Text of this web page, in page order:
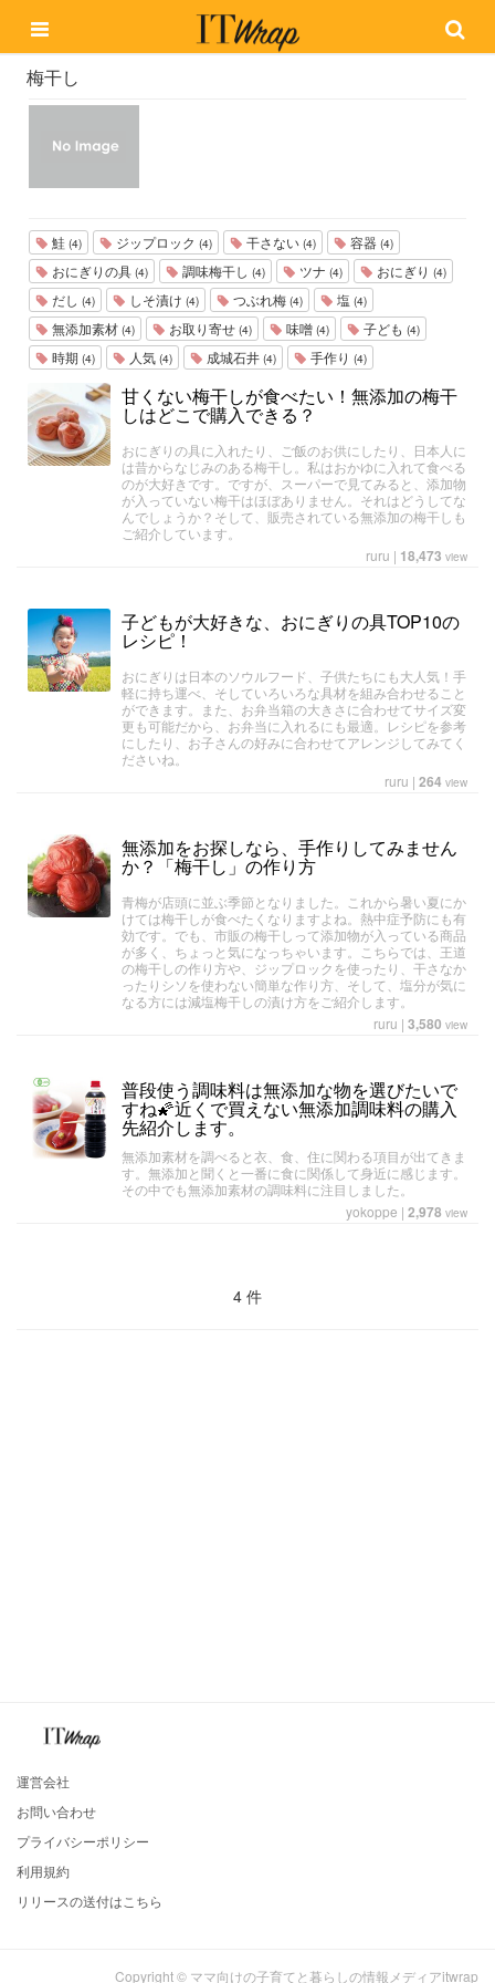
梅干し
鮭 (4) ジップロック (4) 干さない (4) 容器 (4)
おにぎりの具 (4) 調味梅干し (4) ツナ (4) おにぎり (4)
だし (4) しそ漬け (4) つぶれ梅 (4) 塩 (4)
無添加素材 (4) お取り寄せ (4) 味噌 (4) 子ども (4)
時期 (4) 人気 (4) 成城石井 (4) 手作り (4)
甘くない梅干しが食べたい！無添加の梅干
しはどこで購入できる？
おにぎりの具に入れたり、ご飯のお供にしたり、日本人に
は昔からなじみのある梅干し。私はおかゆに入れて食べる
のが大好きです。ですが、スーパーで見てみると、添加物
が入っていない梅干はほぼありません。それはどうしてな
んでしょうか？そして、販売されている無添加の梅干しも
ご紹介しています。
ruru | 18,473 view
子どもが大好きな、おにぎりの具TOP10の
レシピ！
おにぎりは日本のソウルフード、子供たちにも大人気！手
軽に持ち運べ、そしていろいろな具材を組み合わせること
ができます。また、お弁当箱の大きさに合わせてサイズ変
更も可能だから、お弁当に入れるにも最適。レシピを参考
にしたり、お子さんの好みに合わせてアレンジしてみてく
ださいね。
ruru | 264 view
無添加をお探しなら、手作りしてみません
か？「梅干し」の作り方
青梅が店頭に並ぶ季節となりました。これから暑い夏にか
けては梅干しが食べたくなりますよね。熱中症予防にも有
効です。でも、市販の梅干しって添加物が入っている商品
が多く、ちょっと気になっちゃいます。こちらでは、王道
の梅干しの作り方や、ジップロックを使ったり、干さなか
ったりシソを使わない簡単な作り方、そして、塩分が気に
なる方には減塩梅干しの漬け方をご紹介します。
ruru | 3,580 view
普段使う調味料は無添加な物を選びたいで
すね🌠近くで買えない無添加調味料の購入
先紹介します。
無添加素材を調べると衣、食、住に関わる項目が出てきま
す。無添加と聞くと一番に食に関係して身近に感じます。
その中でも無添加素材の調味料に注目しました。
yokoppe | 2,978 view
4 件
運営会社
お問い合わせ
プライバシーポリシー
利用規約
リリースの送付はこちら
Copyright © ママ向けの子育てと暮らしの情報メディアitwrap